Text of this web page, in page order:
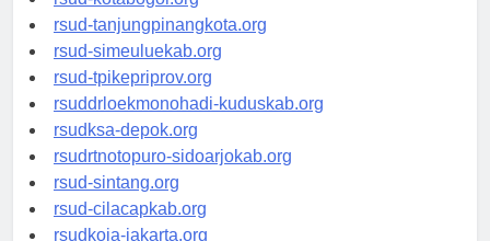
rsud-kotabogor.org
rsud-tanjungpinangkota.org
rsud-simeuluekab.org
rsud-tpikepriprov.org
rsuddrloekmonohadi-kuduskab.org
rsudksa-depok.org
rsudrtnotopuro-sidoarjokab.org
rsud-sintang.org
rsud-cilacapkab.org